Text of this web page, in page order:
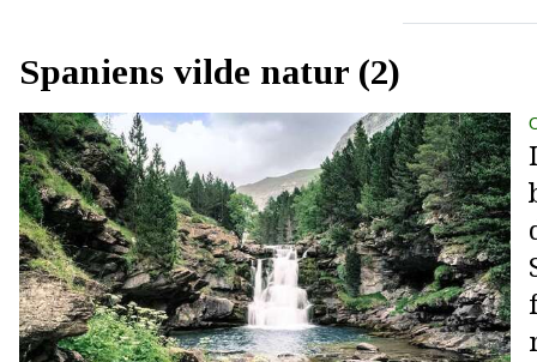
Spaniens vilde natur (2)